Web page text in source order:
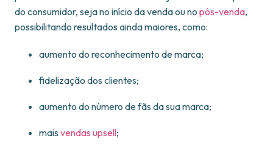
do consumidor, seja no início da venda ou no pós-venda,
possibilitando resultados ainda maiores, como:
aumento do reconhecimento de marca;
fidelização dos clientes;
aumento do número de fãs da sua marca;
mais vendas upsell;